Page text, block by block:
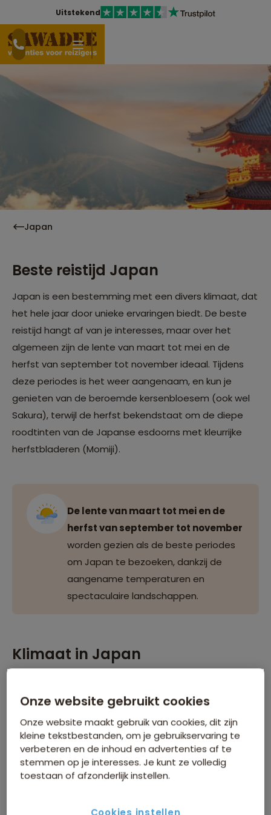
Uitstekend
Japan
Beste reistijd Japan
Japan is een bestemming met een divers klimaat, dat
het hele jaar door unieke ervaringen biedt. De beste
reistijd hangt af van je interesses, maar over het
algemeen zijn de lente van maart tot mei en de
herfst van september tot november ideaal. Tijdens
deze periodes is het weer aangenaam, en kun je
genieten van de beroemde kersenbloesem (ook wel
Sakura), terwijl de herfst bekendstaat om de diepe
roodtinten van de Japanse esdoorns met kleurrijke
herfstbladeren (Momiji).
De lente van maart tot mei en de
herfst van september tot november
worden gezien als de beste periodes
om Japan te bezoeken, dankzij de
aangename temperaturen en
spectaculaire landschappen.
Klimaat in Japan
het land. Van subtropische eilanden in het zuiden tot
past bij jouw voorkeuren. Elk seizoen biedt unieke
ervaringen.
Lente
Onze website gebruikt cookies
Onze website maakt gebruik van cookies, dit zijn
kleine tekstbestanden, om je gebruikservaring te
verbeteren en de inhoud en advertenties af te
stemmen op je interesses. Je kunt ze volledig
toestaan of afzonderlijk instellen.
Cookies instellen